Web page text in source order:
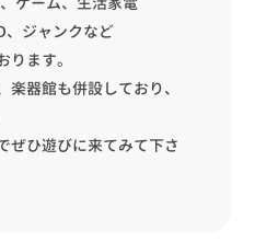
、ジャンクなど
ます。
器館も併設しており、
ぜひ遊びに来てみて下さ